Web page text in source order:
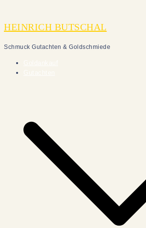
springen
HEINRICH BUTSCHAL
Schmuck Gutachten & Goldschmiede